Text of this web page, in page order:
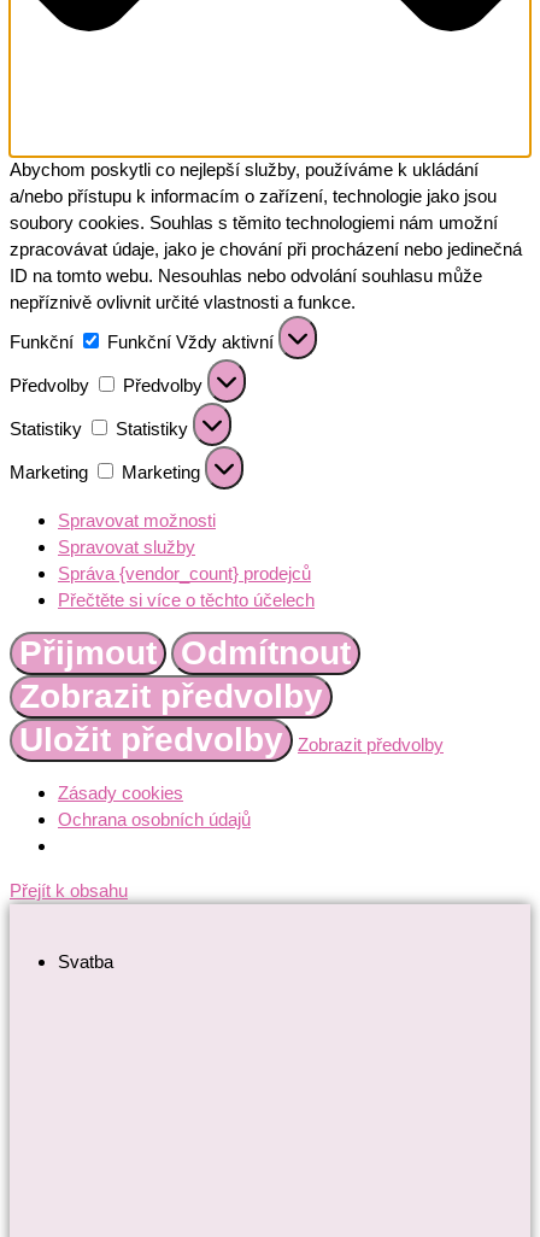
Abychom poskytli co nejlepší služby, používáme k ukládání
a/nebo přístupu k informacím o zařízení, technologie jako jsou
soubory cookies. Souhlas s těmito technologiemi nám umožní
zpracovávat údaje, jako je chování při procházení nebo jedinečná
ID na tomto webu. Nesouhlas nebo odvolání souhlasu může
nepříznivě ovlivnit určité vlastnosti a funkce.
Funkční
Funkční Vždy aktivní
Předvolby Předvolby
Statistiky Statistiky
Marketing Marketing
Spravovat možnosti
Spravovat služby
Správa {vendor_count} prodejců
Přečtěte si více o těchto účelech
Přijmout
Odmítnout
Zobrazit předvolby
Uložit předvolby
Zobrazit předvolby
Zásady cookies
Ochrana osobních údajů
Přejít k obsahu
Svatba